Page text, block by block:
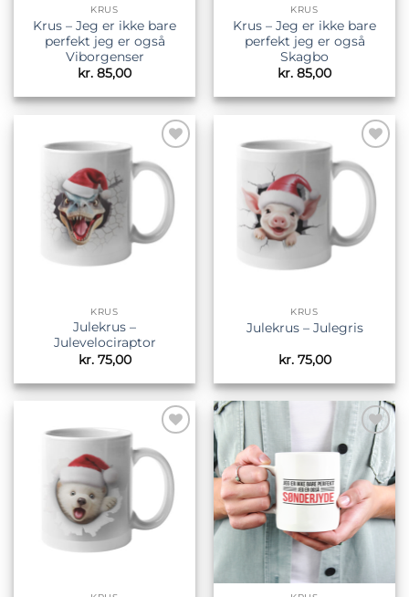
KRUS
Krus – Jeg er ikke bare
perfekt jeg er også
Viborgenser
kr. 85,00
KRUS
Krus – Jeg er ikke bare
perfekt jeg er også
Skagbo
kr. 85,00
Tilføj til
ønskeliste
KRUS
Julekrus –
Julevelociraptor
kr.75,00
Tilføj til
ønskeliste
KRUS
Julekrus – Julegris
kr.75,00
Tilføj til
ønskeliste
Tilføj til
ønskeliste